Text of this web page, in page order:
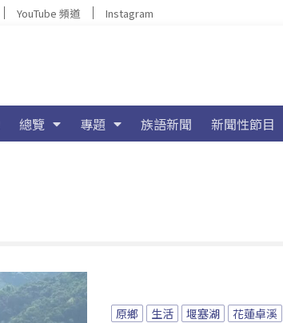
YouTube 頻道 Instagram
總覽 專題 族語新聞 新聞性節目
原鄉 生活 堰塞湖 花蓮卓溪